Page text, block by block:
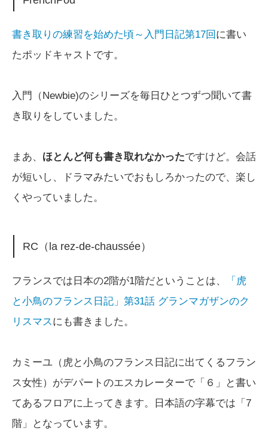
書き取りの練習を始めた頃～入門日記第17回 に書い
たポッドキャストです。
入門（Newbie)のシリーズを毎日ひとつずつ聞いて書
き取りをしていました。
まあ、 ほとんど何も書き取れなかったですけど。会話
が短いし、ドラマみたいでおもしろかったので、楽し
くやっていました。
RC（la rez-de-chaussée）
フランスでは日本の2階が1階だということは、
「虎
と小鳥のフランス日記」第31話 グランマガザンのク
リスマスにも書きました。
カミーユ（虎と小鳥のフランス日記に出てくるフラン
ス女性）がデパートのエスカレーターで「６」と書い
てあるフロアに上ってきます。日本語の字幕では「7
階」となっています。